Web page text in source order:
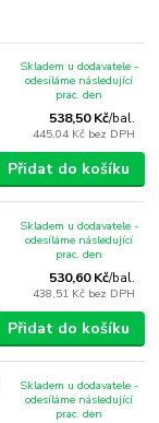
538,50 Kč/bal.
445,04 Kč bez DPH
Skladem u dodavatele -
odesíláme následující
prac. den
Přidat do košíku
530,60 Kč/bal.
438,51 Kč bez DPH
Skladem u dodavatele -
odesíláme následující
prac. den
Přidat do košíku
Skladem u dodavatele -
odesíláme následující
prac. den